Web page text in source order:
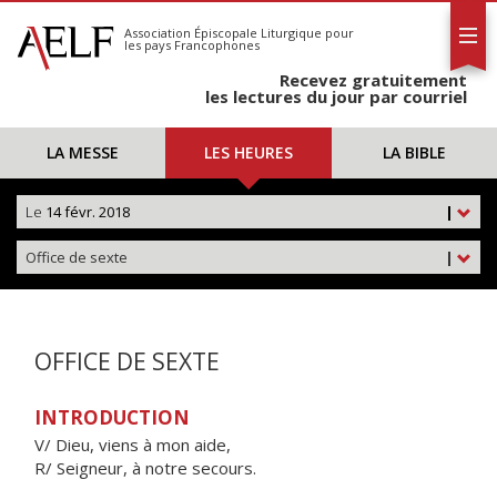
S'abonner
Calendrier
Association Épiscopale Liturgique pour
les pays Francophones
Recevez gratuitement
les lectures du jour par courriel
LA MESSE LES HEURES LA BIBLE
|
Le 14 févr. 2018
|
Office de sexte
OFFICE DE SEXTE
INTRODUCTION
V/ Dieu, viens à mon aide,
R/ Seigneur, à notre secours.